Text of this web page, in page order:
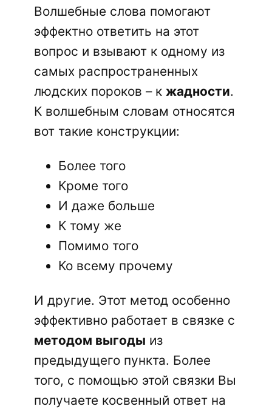
Волшебные слова помогают
эффектно ответить на этот
вопрос и взывают к одному из
самых распространенных
людских пороков – к жадности.
К волшебным словам относятся
вот такие конструкции:
Более того
Кроме того
И даже больше
К тому же
Помимо того
Ко всему прочему
И другие. Этот метод особенно
эффективно работает в связке с
методом выгоды из
предыдущего пункта. Более
того, с помощью этой связки Вы
получаете косвенный ответ на